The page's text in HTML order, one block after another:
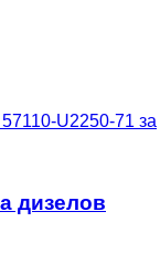
U2250-71 за
дизелов